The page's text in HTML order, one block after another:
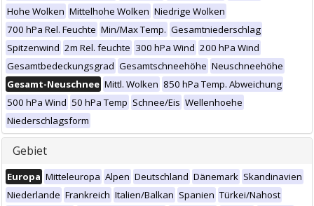
Hohe Wolken Mittelhohe Wolken Niedrige Wolken
700 hPa Rel. Feuchte Min/Max Temp. Gesamtniederschlag
Spitzenwind 2m Rel. feuchte 300 hPa Wind 200 hPa Wind
Gesamtbedeckungsgrad Gesamtschneehöhe Neuschneehöhe
Gesamt-Neuschnee Mittl. Wolken 850 hPa Temp. Abweichung
500 hPa Wind 50 hPa Temp Schnee/Eis Wellenhoehe
Niederschlagsform
Gebiet
Europa Mitteleuropa Alpen Deutschland Dänemark Skandinavien
Niederlande Frankreich Italien/Balkan Spanien Türkei/Nahost